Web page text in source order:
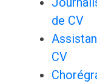
de CV
CV